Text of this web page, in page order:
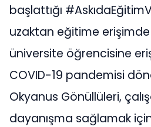
başlattığı
uzaktan eğitime erişimde
üniversite öğrencisine
COVID-19 pandemisi
Okyanus Gönüllüleri,
dayanışma sağlamak